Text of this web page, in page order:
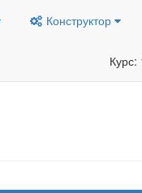
Конструктор
Курс: